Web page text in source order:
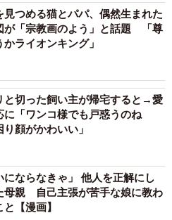
見つめる猫とパパ、偶然生まれた
が「宗教画のよう」と話題 「尊
ライオンキング」
と切った飼い主が帰宅すると→愛
に「ワンコ様でも戸惑うのね
り顔がかわいい」
にならなきゃ」 他人を正解にし
母親 自己主張が苦手な娘に教わ
【漫画】